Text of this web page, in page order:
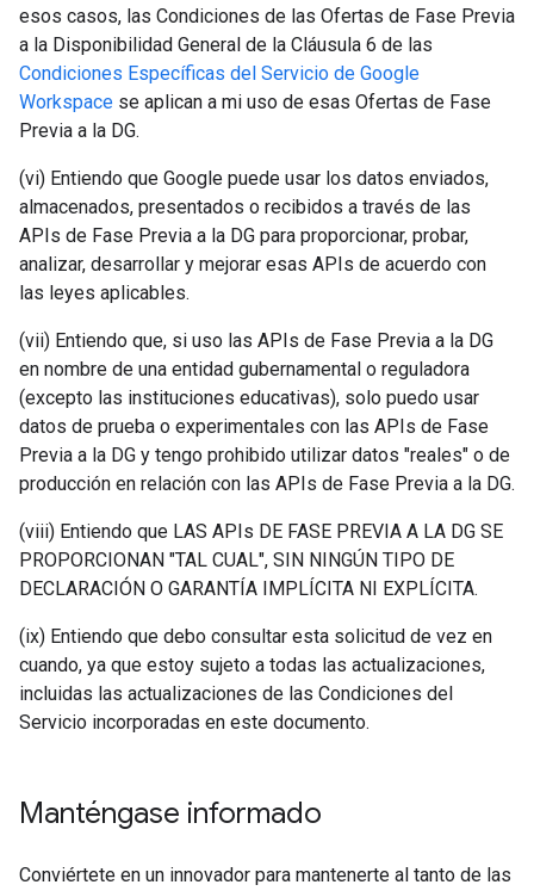
esos casos, las Condiciones de las Ofertas de Fase Previa
a la Disponibilidad General de la Cláusula 6 de las
Condiciones Específicas del Servicio de Google
Workspace se aplican a mi uso de esas Ofertas de Fase
Previa a la DG.
(vi) Entiendo que Google puede usar los datos enviados,
almacenados, presentados o recibidos a través de las
APIs de Fase Previa a la DG para proporcionar, probar,
analizar, desarrollar y mejorar esas APIs de acuerdo con
las leyes aplicables.
(vii) Entiendo que, si uso las APIs de Fase Previa a la DG
en nombre de una entidad gubernamental o reguladora
(excepto las instituciones educativas), solo puedo usar
datos de prueba o experimentales con las APIs de Fase
Previa a la DG y tengo prohibido utilizar datos "reales" o de
producción en relación con las APIs de Fase Previa a la DG.
(viii) Entiendo que LAS APIs DE FASE PREVIA A LA DG SE
PROPORCIONAN "TAL CUAL", SIN NINGÚN TIPO DE
DECLARACIÓN O GARANTÍA IMPLÍCITA NI EXPLÍCITA.
(ix) Entiendo que debo consultar esta solicitud de vez en
cuando, ya que estoy sujeto a todas las actualizaciones,
incluidas las actualizaciones de las Condiciones del
Servicio incorporadas en este documento.
Manténgase informado
Conviértete en un innovador para mantenerte al tanto de las